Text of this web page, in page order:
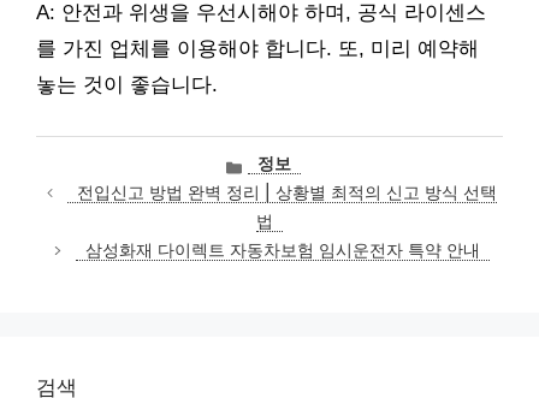
A: 안전과 위생을 우선시해야 하며, 공식 라이센스
를 가진 업체를 이용해야 합니다. 또, 미리 예약해
놓는 것이 좋습니다.
카
테
고
리
정보
전입신고 방법 완벽 정리 | 상황별 최적의 신고 방식 선택
법
삼성화재 다이렉트 자동차보험 임시운전자 특약 안내
검색